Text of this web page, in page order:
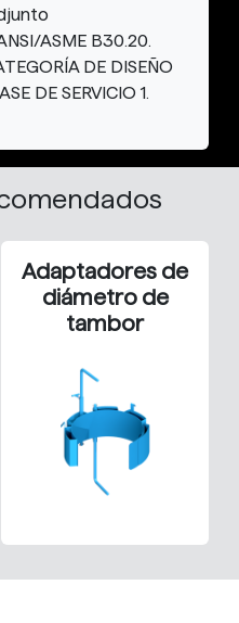
ASME B30.20.
DE DISEÑO
DE SERVICIO 1.
Adaptadores de
diámetro de
tambor